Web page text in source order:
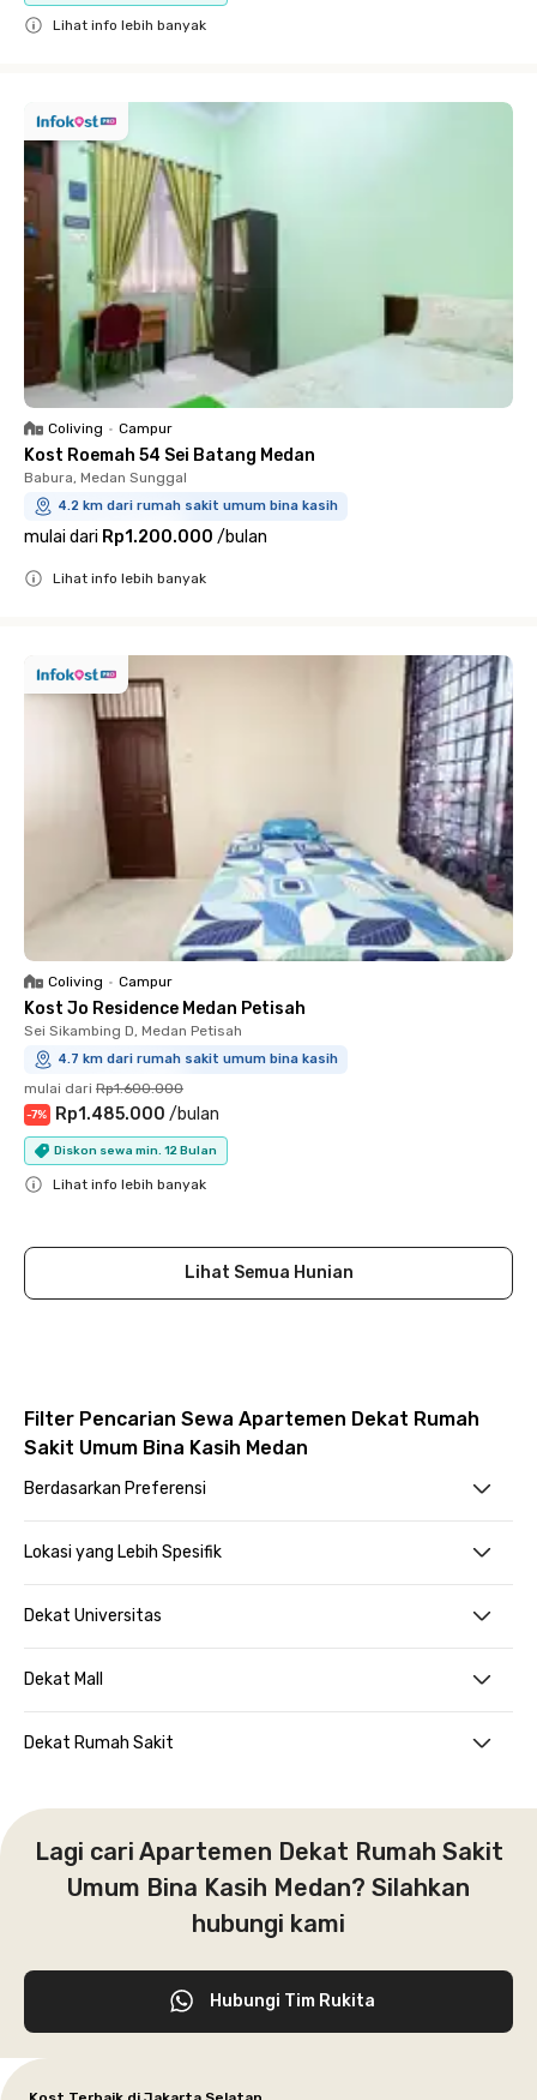
Lihat info lebih banyak
Coliving • Campur
Kost Roemah 54 Sei Batang Medan
Babura, Medan Sunggal
4.2 km dari rumah sakit umum bina kasih
mulai dari Rp1.200.000 /bulan
Lihat info lebih banyak
Coliving • Campur
Kost Jo Residence Medan Petisah
Sei Sikambing D, Medan Petisah
4.7 km dari rumah sakit umum bina kasih
mulai dari Rp1.600.000
-7% Rp1.485.000 /bulan
Diskon sewa min. 12 Bulan
Lihat info lebih banyak
Lihat Semua Hunian
Filter Pencarian Sewa Apartemen Dekat Rumah
Sakit Umum Bina Kasih Medan
Berdasarkan Preferensi
Lokasi yang Lebih Spesifik
Dekat Universitas
Dekat Mall
Dekat Rumah Sakit
Lagi cari Apartemen Dekat Rumah Sakit
Umum Bina Kasih Medan? Silahkan
hubungi kami
Hubungi Tim Rukita